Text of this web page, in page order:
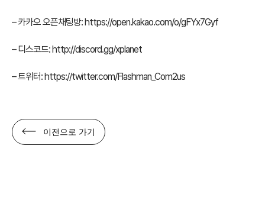
– 카카오 오픈채팅방:https://open.kakao.com/o/gFYx7Gyf
– 디스코드:http://discord.gg/xplanet
– 트위터:https://twitter.com/Flashman_Com2us
이전으로 가기